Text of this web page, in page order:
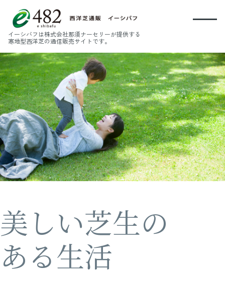
西洋芝通販 イーシバフ
イーシバフは株式会社那須ナーセリーが提供する
寒地型西洋芝の通信販売サイトです。
美しい芝生の
ある生活